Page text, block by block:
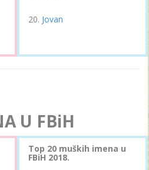
Jovan
U FBiH
Top 20 muških imena u
FBiH 2018.